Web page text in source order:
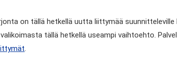
on tällä hetkellä uutta liittymää
tällä hetkellä useampi vaihtoehto.
.